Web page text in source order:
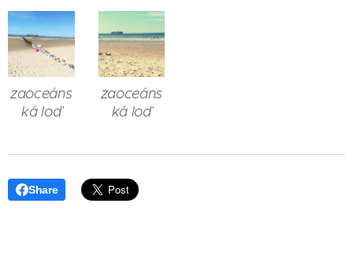
zaoceáns
ká loď
zaoceáns
ká loď
Share